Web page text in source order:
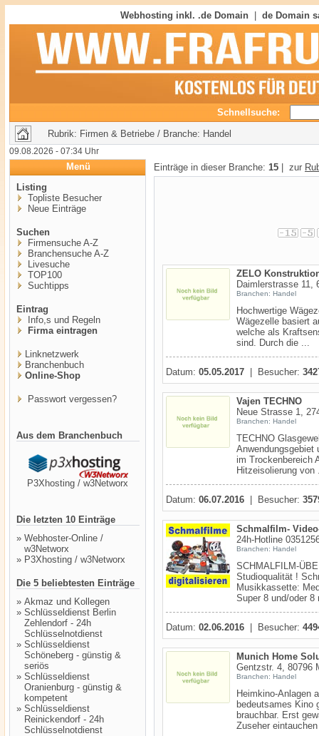
Webhosting inkl. .de Domain de Domain
Schnellsuche:
Rubrik: Firmen & Betriebe / Branche: Handel
09.08.2026 - 07:34 Uhr
Menü
Listing
Topliste Besucher
Neue Einträge
Suchen
Firmensuche A-Z
Branchensuche A-Z
Livesuche
TOP100
Suchtipps
Eintrag
Info,s und Regeln
Firma eintragen
Linknetzwerk
Branchenbuch
Online-Shop
Passwort vergessen?
Aus dem Branchenbuch
P3Xhosting / w3Networx
Die letzten 10 Einträge
» Webhoster-Online /
w3Networx
» P3Xhosting / w3Networx
Die 5 beliebtesten Einträge
» Akmaz und Kollegen
» Schlüsseldienst Berlin
Zehlendorf - 24h
Schlüsselnotdienst
» Schlüsseldienst
Schöneberg - günstig &
seriös
» Schlüsseldienst
Oranienburg - günstig &
kompetent
» Schlüsseldienst
Reinickendorf - 24h
Schlüsselnotdienst
Einträge in dieser Branche: 15 | zur
ZELO
Daimlerstrasse 11,
Branchen: Handel
Hochwertige
Wägezelle basiert
welche als
sind. Durch die ...
Datum: 05.05.2017 | Besucher:
Vajen TECHNO
Neue Strasse 1,
Branchen: Handel
TECHNO
Anwendungsgebiet
im Trockenbereich
Hitzeisolierung von
Datum: 06.07.2016 | Besucher:
Schmalfilm-
24h-Hotline
Branchen: Handel
SCHMALFILM-
Studioqualität !
Musikkassette:
Super 8 und/oder 8
Datum: 02.06.2016 | Besucher:
Munich Home
Gentzstr. 4, 80796
Branchen: Handel
Heimkino-Anlagen
bedeutsames Kino
brauchbar. Erst
Zuseher